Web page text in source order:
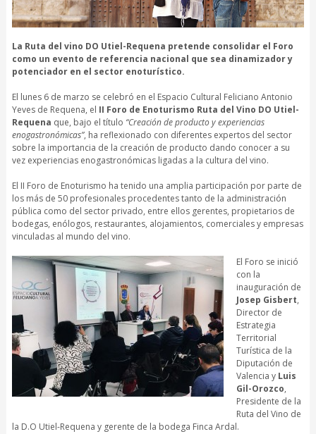
La Ruta del vino DO Utiel-Requena pretende consolidar el Foro
como un evento de referencia nacional que sea dinamizador y
potenciador en el sector enoturístico.
El lunes 6 de marzo se celebró en el Espacio Cultural Feliciano Antonio
Yeves de Requena, el II Foro de Enoturismo Ruta del Vino DO Utiel-
Requena que, bajo el título “Creación de producto y experiencias
enogastronómicas”, ha reflexionado con diferentes expertos del sector
sobre la importancia de la creación de producto dando conocer a su
vez experiencias enogastronómicas ligadas a la cultura del vino.
El II Foro de Enoturismo ha tenido una amplia participación por parte de
los más de 50 profesionales procedentes tanto de la administración
pública como del sector privado, entre ellos gerentes, propietarios de
bodegas, enólogos, restaurantes, alojamientos, comerciales y empresas
vinculadas al mundo del vino.
El Foro se inició
con la
inauguración de
Josep Gisbert,
Director de
Estrategia
Territorial
Turística de la
Diputación de
Valencia y Luis
Gil-Orozco,
Presidente de la
Ruta del Vino de
la D.O Utiel-Requena y gerente de la bodega Finca Ardal.